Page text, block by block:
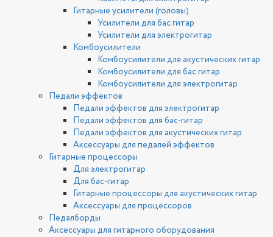
Гитарные усилители (головы)
Усилители для бас гитар
Усилители для электрогитар
Комбоусилители
Комбоусилители для акустических гитар
Комбоусилители для бас гитар
Комбоусилители для электрогитар
Педали эффектов
Педали эффектов для электрогитар
Педали эффектов для бас-гитар
Педали эффектов для акустических гитар
Аксессуары для педалей эффектов
Гитарные процессоры
Для электрогитар
Для бас-гитар
Гитарные процессоры для акустических гитар
Аксессуары для процессоров
Педалборды
Аксессуары для гитарного оборудования